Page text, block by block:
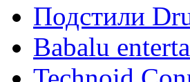
Подстили
Babalu